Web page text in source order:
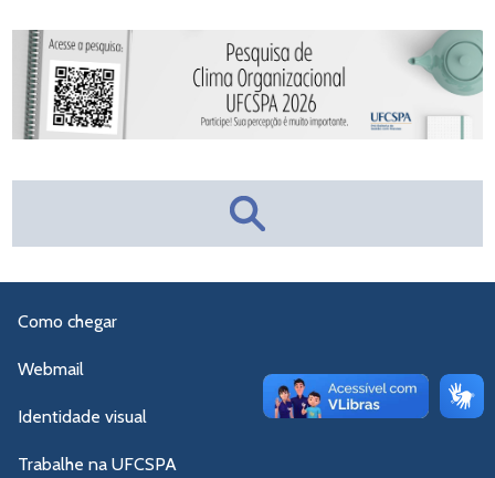
Como chegar
Webmail
Identidade visual
Trabalhe na UFCSPA